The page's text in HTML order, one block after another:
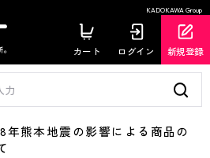
KADOKAWA Group
カート ログイン 新規登録
熊本地震の影響による商品の